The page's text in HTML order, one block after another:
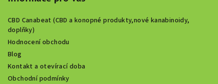
CBD Canabeat (CBD a konopné produkty,nové kanabinoidy,
doplňky)
Hodnocení obchodu
Blog
Kontakt a otevírací doba
Obchodní podmínky